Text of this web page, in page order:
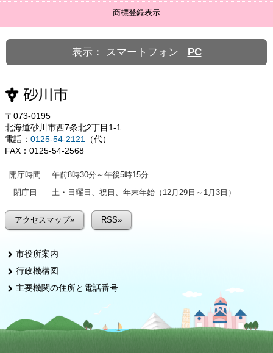
商標登録表示
表示： スマートフォン PC
〒073-0195
北海道砂川市西7条北2丁目1-1
電話： 0125-54-2121
（代）
FAX：0125-54-2568
開庁時間
午前8時30分～午後5時15分
閉庁日
土・日曜日、祝日、年末年始（12月29日～1月3日）
アクセスマップ» RSS»
市役所案内
行政機構図
主要機関の住所と電話番号